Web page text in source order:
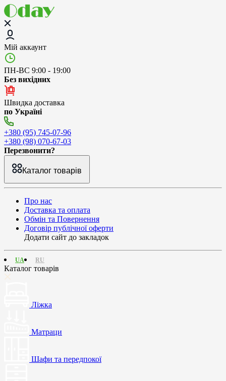
Мій аккаунт
ПН-ВС 9:00 - 19:00
Без вихідних
Швидка доставка
по Україні
+380 (95) 745-07-96
+380 (98) 070-67-03
Перезвонити?
Каталог товарів
Про нас
Доставка та оплата
Обмін та Повернення
Договір публічної оферти
Додати сайт до закладок
RU
UA
Каталог товарів
Ліжка
Матраци
Шафи та передпокої